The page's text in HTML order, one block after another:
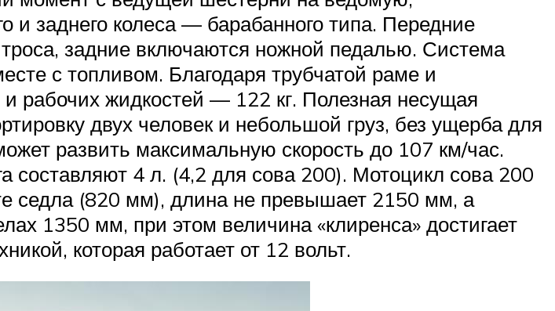
и заднего колеса — барабанного типа. Передние
задние включаются ножной педалью. Система
с топливом. Благодаря трубчатой раме и
и рабочих жидкостей — 122 кг. Полезная несущая
двух человек и небольшой груз, без ущерба для
развить максимальную скорость до 107 км/час.
составляют 4 л. (4,2 для сова 200). Мотоцикл сова 200
седла (820 мм), длина не превышает 2150 мм, а
1350 мм, при этом величина «клиренса» достигает
которая работает от 12 вольт.